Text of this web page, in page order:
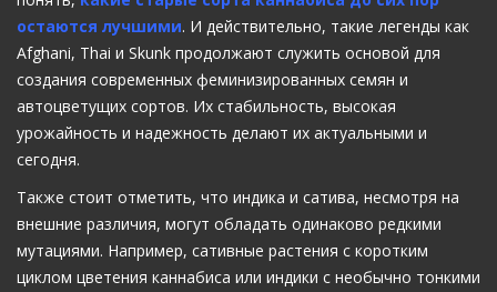
остаются лучшими. И действительно, такие легенды как
Afghani, Thai и Skunk продолжают служить основой для
создания современных феминизированных семян и
автоцветущих сортов. Их стабильность, высокая
урожайность и надежность делают их актуальными и
сегодня.
Также стоит отметить, что индика и сатива, несмотря на
внешние различия, могут обладать одинаково редкими
мутациями. Например, сативные растения с коротким
циклом цветения каннабиса или индики с необычно тонкими